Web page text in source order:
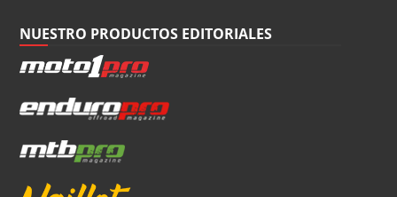
NUESTRO PRODUCTOS EDITORIALES